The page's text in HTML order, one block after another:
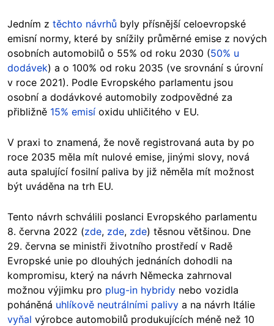
Jedním z těchto návrhů byly přísnější celoevropské
emisní normy, které by snížily průměrné emise z nových
osobních automobilů o 55% od roku 2030 (50% u
dodávek) a o 100% od roku 2035 (ve srovnání s úrovní
v roce 2021). Podle Evropského parlamentu jsou
osobní a dodávkové automobily zodpovědné za
přibližně 15% emisí oxidu uhličitého v EU.
V praxi to znamená, že nově registrovaná auta by po
roce 2035 měla mít nulové emise, jinými slovy, nová
auta spalující fosilní paliva by již něměla mít možnost
být uváděna na trh EU.
Tento návrh schválili poslanci Evropského parlamentu
8. června 2022 (zde, zde, zde) těsnou většinou. Dne
29. června se ministři životního prostředí v Radě
Evropské unie po dlouhých jednáních dohodli na
kompromisu, který na návrh Německa zahrnoval
možnou výjimku pro plug-in hybridy nebo vozidla
poháněná uhlíkově neutrálními palivy a na návrh Itálie
vyňal výrobce automobilů produkujících méně než 10